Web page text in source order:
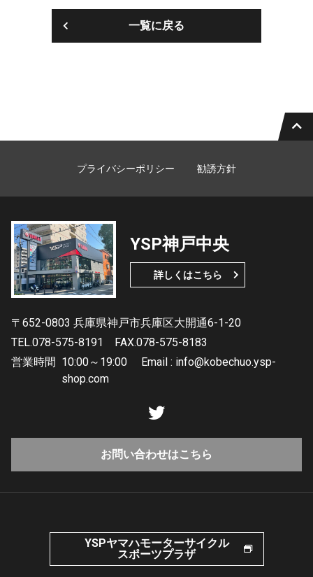
一覧に戻る
プライバシーポリシー 勧誘方針
YSP神戸中央
詳しくはこちら
〒652-0803 兵庫県神戸市兵庫区大開通6-1-20
TEL.078-575-8191
FAX.078-575-8183
営業時間 10:00～19:00 Email : info@kobechuo.ysp-
shop.com
お問い合わせはこちら
YSPヤマハモーターサイクル
スポーツプラザ